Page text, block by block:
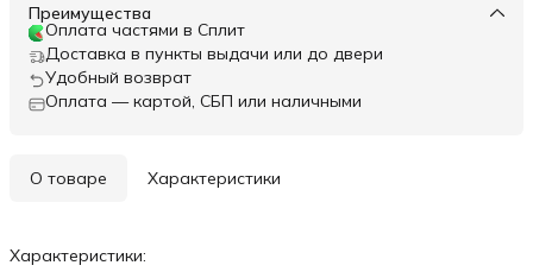
Преимущества
Оплата частями в Сплит
Доставка в пункты выдачи или до двери
Удобный возврат
Оплата — картой, СБП или наличными
О товаре Характеристики
Характеристики: